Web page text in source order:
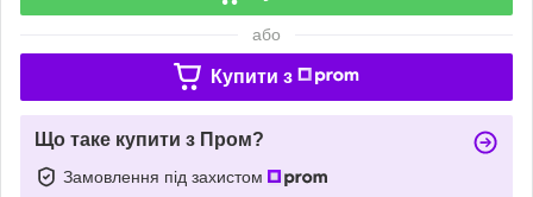
або
Купити з
Що таке купити з Пром?
Замовлення під захистом